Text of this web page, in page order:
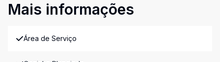
Mais informações
Área de Serviço